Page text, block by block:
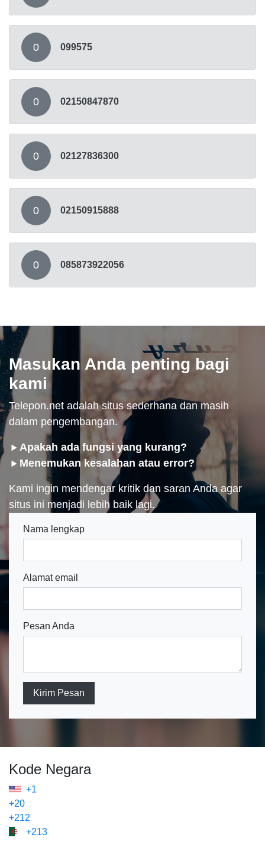
0 099575
0 02150847870
0 02127836300
0 02150915888
0 085873922056
Masukan Anda penting bagi
kami
Telepon.net adalah situs sederhana dan masih
dalam pengembangan.
Apakah ada fungsi yang kurang?
Menemukan kesalahan atau error?
Kami ingin mendengar kritik dan saran Anda agar
situs ini menjadi lebih baik lagi.
Nama lengkap
Alamat email
Pesan Anda
Kirim Pesan
Kode Negara
+1
+20
+212
+213